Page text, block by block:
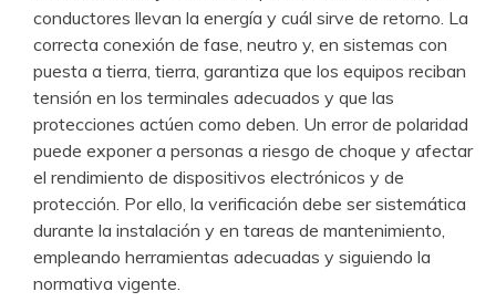
conductores llevan la energía y cuál sirve de retorno. La
correcta conexión de fase, neutro y, en sistemas con
puesta a tierra, tierra, garantiza que los equipos reciban
tensión en los terminales adecuados y que las
protecciones actúen como deben. Un error de polaridad
puede exponer a personas a riesgo de choque y afectar
el rendimiento de dispositivos electrónicos y de
protección. Por ello, la verificación debe ser sistemática
durante la instalación y en tareas de mantenimiento,
empleando herramientas adecuadas y siguiendo la
normativa vigente.